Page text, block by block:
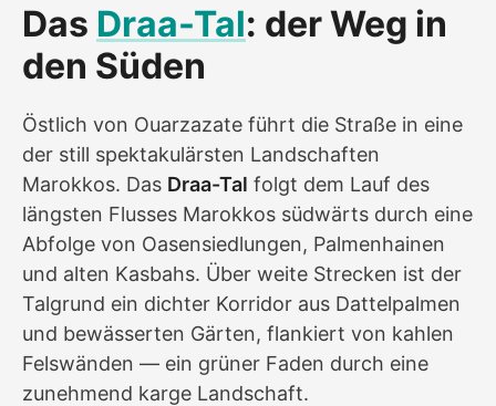
Das Draa-Tal: der Weg in
den Süden
Östlich von Ouarzazate führt die Straße in eine
der still spektakulärsten Landschaften
Marokkos. Das Draa-Tal folgt dem Lauf des
längsten Flusses Marokkos südwärts durch eine
Abfolge von Oasensiedlungen, Palmenhainen
und alten Kasbahs. Über weite Strecken ist der
Talgrund ein dichter Korridor aus Dattelpalmen
und bewässerten Gärten, flankiert von kahlen
Felswänden — ein grüner Faden durch eine
zunehmend karge Landschaft.